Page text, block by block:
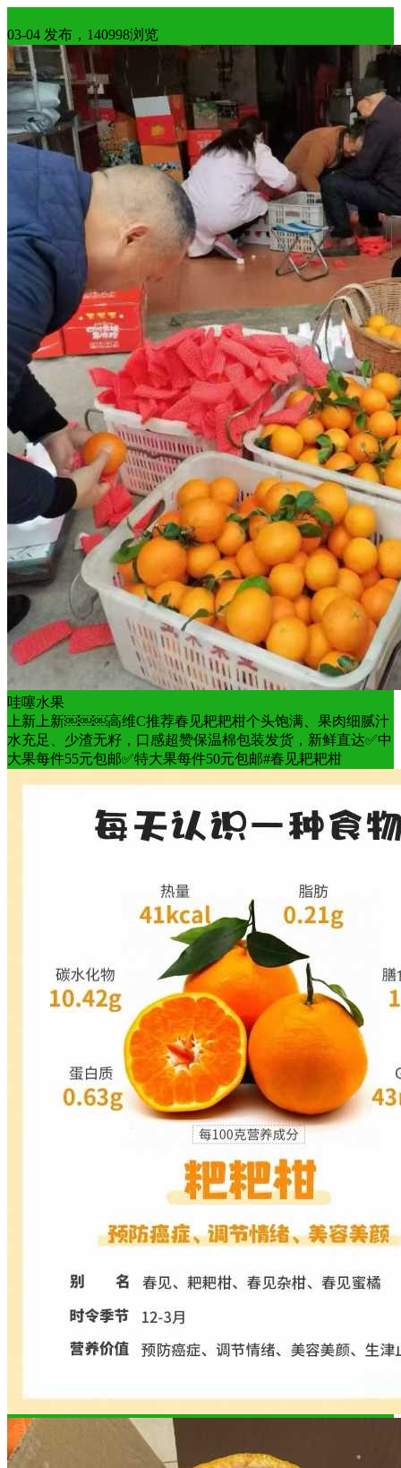
03-04 发布，140998浏览
哇噻水果
上新上新￼￼￼高维C推荐春见耙耙柑个头饱满、果肉细腻汁
水充足、少渣无籽，口感超赞保温棉包装发货，新鲜直达✅中
大果每件55元包邮✅特大果每件50元包邮#春见耙耙柑